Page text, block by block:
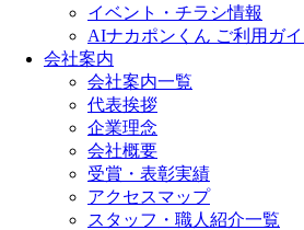
イベント・チラシ情報
AIナカポンくん ご利用ガイ
会社案内
会社案内一覧
代表挨拶
企業理念
会社概要
受賞・表彰実績
アクセスマップ
スタッフ・職人紹介一覧